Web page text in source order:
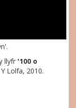
llyfr '100 o
Lolfa, 2010.